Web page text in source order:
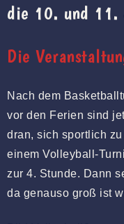
die 10. und 11.
Die
Nach dem
vor den Ferien sind
dran, sich sportlich
einem Volleyball-
zur 4. Stunde. Dann
da genauso groß ist